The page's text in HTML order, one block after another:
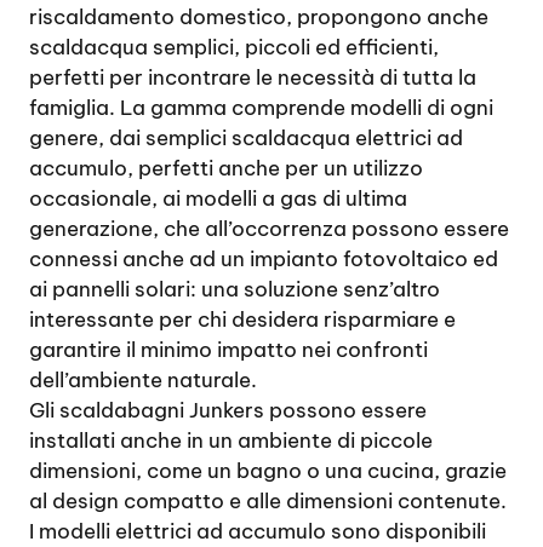
riscaldamento domestico, propongono anche
scaldacqua semplici, piccoli ed efficienti,
perfetti per incontrare le necessità di tutta la
famiglia. La gamma comprende modelli di ogni
genere, dai semplici scaldacqua elettrici ad
accumulo, perfetti anche per un utilizzo
occasionale, ai modelli a gas di ultima
generazione, che all’occorrenza possono essere
connessi anche ad un impianto fotovoltaico ed
ai pannelli solari: una soluzione senz’altro
interessante per chi desidera risparmiare e
garantire il minimo impatto nei confronti
dell’ambiente naturale.
Gli scaldabagni Junkers possono essere
installati anche in un ambiente di piccole
dimensioni, come un bagno o una cucina, grazie
al design compatto e alle dimensioni contenute.
I modelli elettrici ad accumulo sono disponibili